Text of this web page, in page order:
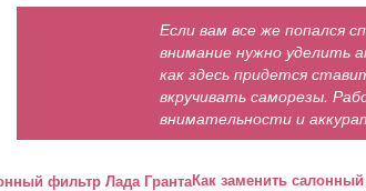
Если вам все же попался
внимание нужно уделить
как здесь придется
вкручивать саморезы.
внимательности и
Как заменить